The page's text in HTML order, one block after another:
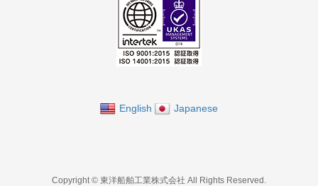
English Japanese
Copyright © 東洋船舶工業株式会社 All Rights Reserved.